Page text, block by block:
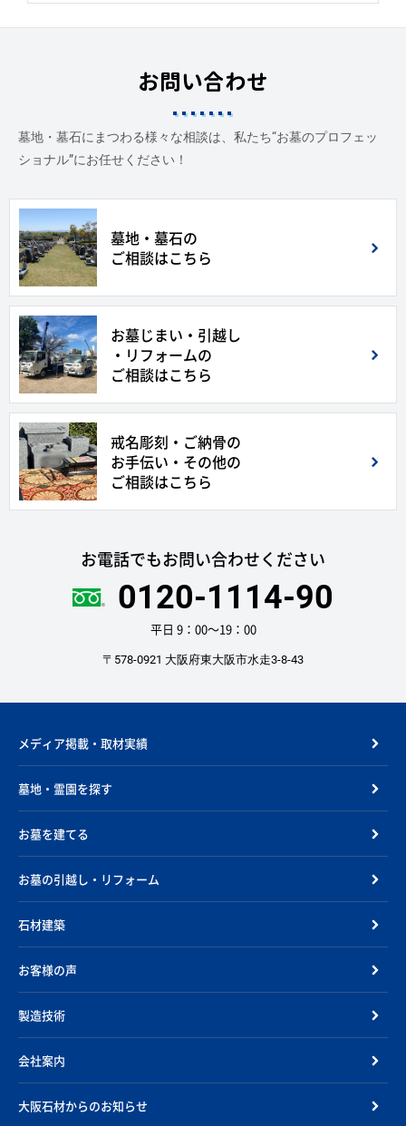
お問い合わせ
墓地・墓石にまつわる様々な相談は、私たち“お墓のプロフェッ
ショナル”にお任せください！
墓地・墓石の
ご相談はこちら
お墓じまい・引越し
・リフォームの
ご相談はこちら
戒名彫刻・ご納骨の
お手伝い・その他の
ご相談はこちら
お電話でもお問い合わせください
0120-1114-90
平日 9：00〜19：00
〒578-0921 大阪府東大阪市水走3-8-43
メディア掲載・取材実績
墓地・霊園を探す
お墓を建てる
お墓の引越し・リフォーム
石材建築
お客様の声
製造技術
会社案内
大阪石材からのお知らせ